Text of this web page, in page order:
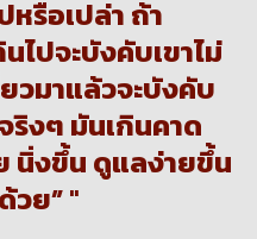
หรือเปล่า ถ้า
ไปจะบังคับเขาไม่
วมาแล้วจะบังคับ
ริงๆ มันเกินคาด
นิ่งขึ้น ดูแลง่ายขึ้น
วย”